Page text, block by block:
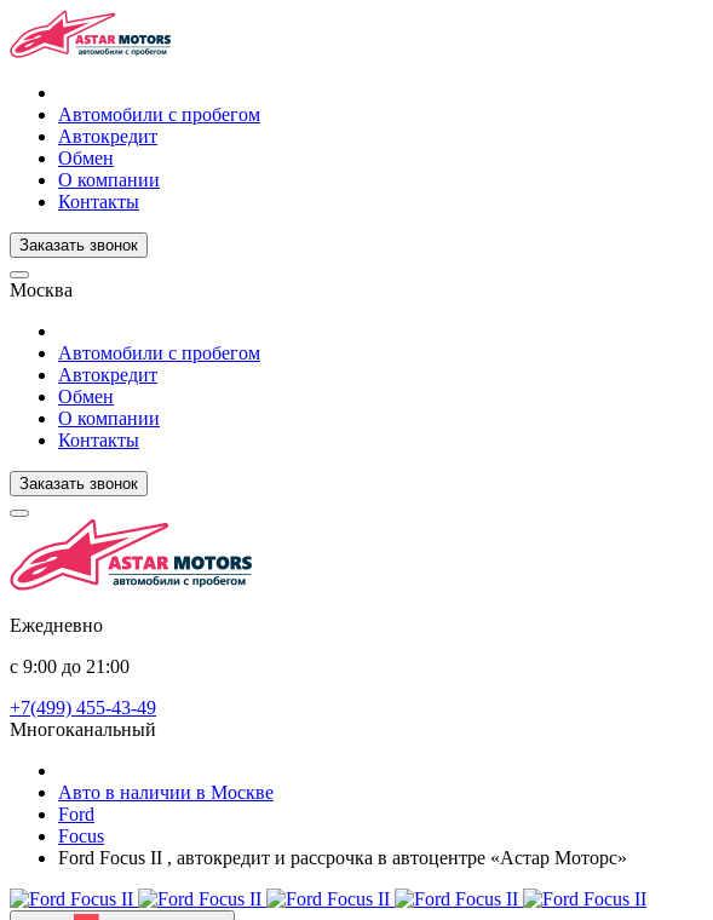
Автомобили с пробегом
Автокредит
Обмен
О компании
Контакты
Заказать звонок
Москва
Автомобили с пробегом
Автокредит
Обмен
О компании
Контакты
Заказать звонок
Ежедневно
с 9:00 до 21:00
+7(499) 455-43-49
Многоканальный
Авто в наличии в Москве
Ford
Focus
Ford Focus II , автокредит и рассрочка в автоцентре «Астар Моторс»